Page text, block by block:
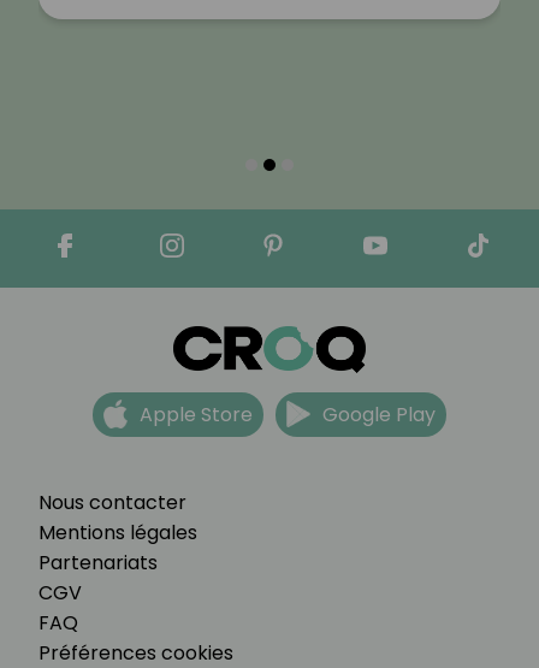
Nous contacter
Mentions légales
Partenariats
CGV
FAQ
Préférences cookies
Apple Store Google Play